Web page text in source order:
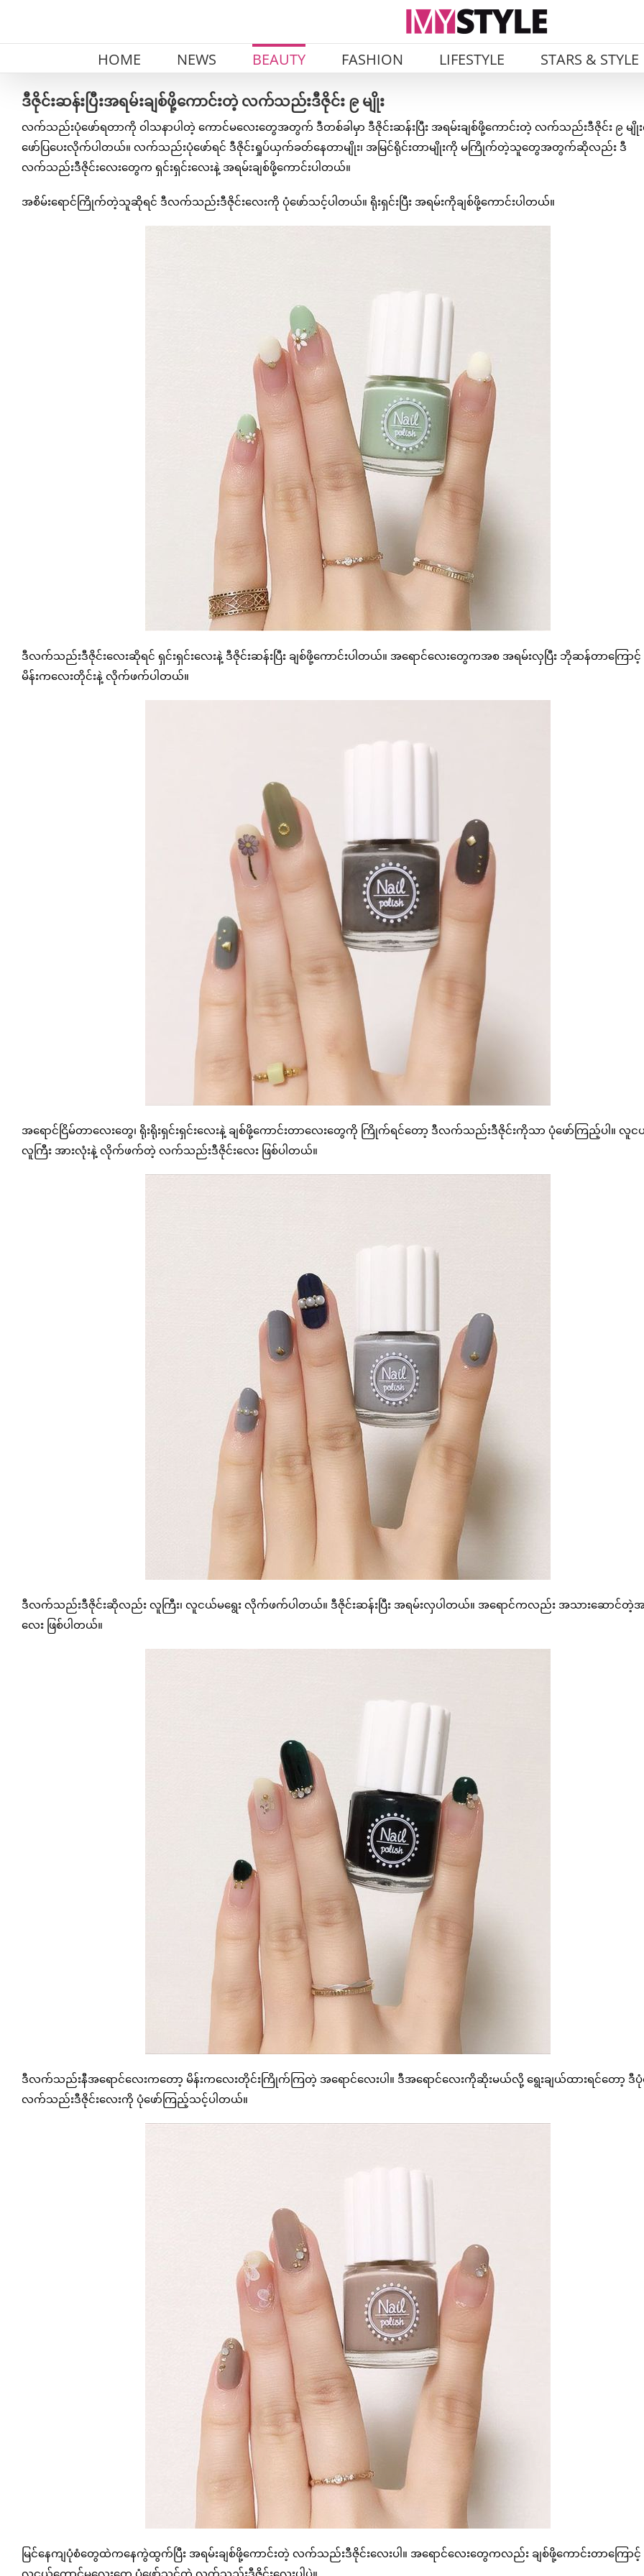
HOME NEWS BEAUTY FASHION LIFESTYLE STARS & STYLE
ဒီဇိုင်းဆန်းပြီးအရမ်းချစ်ဖို့ကောင်းတဲ့ လက်သည်းဒီဇိုင်း ၉ မျိုး
လက်သည်းပုံဖော်ရတာကို ဝါသနာပါတဲ့ ကောင်မလေးတွေအတွက် ဒီတစ်ခါမှာ ဒီဇိုင်းဆန်းပြီး အရမ်းချစ်ဖို့ကောင်းတဲ့ လက်သည်းဒီဇိုင်း ၉ မျို
ဖော်ပြပေးလိုက်ပါတယ်။ လက်သည်းပုံဖော်ရင် ဒီဇိုင်းရှုပ်ယှက်ခတ်နေတာမျိုး၊ အမြင်ရိုင်းတာမျိုးကို မကြိုက်တဲ့သူတွေအတွက်ဆိုလည်း ဒီ
လက်သည်းဒီဇိုင်းလေးတွေက ရှင်းရှင်းလေးနဲ့ အရမ်းချစ်ဖို့ကောင်းပါတယ်။
အစိမ်းရောင်ကြိုက်တဲ့သူဆိုရင် ဒီလက်သည်းဒီဇိုင်းလေးကို ပုံဖော်သင့်ပါတယ်။ ရိုးရှင်းပြီး အရမ်းကိုချစ်ဖို့ကောင်းပါတယ်။
ဒီလက်သည်းဒီဇိုင်းလေးဆိုရင် ရှင်းရှင်းလေးနဲ့ ဒီဇိုင်းဆန်းပြီး ချစ်ဖို့ကောင်းပါတယ်။ အရောင်လေးတွေကအစ အရမ်းလှပြီး ဘိုဆန်တာကြောင့်
မိန်းကလေးတိုင်းနဲ့ လိုက်ဖက်ပါတယ်။
အရောင်ငြိမ်တာလေးတွေ၊ ရိုးရိုးရှင်းရှင်းလေးနဲ့ ချစ်ဖို့ကောင်းတာလေးတွေကို ကြိုက်ရင်တော့ ဒီလက်သည်းဒီဇိုင်းကိုသာ ပုံဖော်ကြည့်ပါ။ လူင
လူကြီး အားလုံးနဲ့ လိုက်ဖက်တဲ့ လက်သည်းဒီဇိုင်းလေး ဖြစ်ပါတယ်။
ဒီလက်သည်းဒီဇိုင်းဆိုလည်း လူကြီး၊ လူငယ်မရွေး လိုက်ဖက်ပါတယ်။ ဒီဇိုင်းဆန်းပြီး အရမ်းလှပါတယ်။ အရောင်ကလည်း အသားဆောင်တဲ့အ
လေး ဖြစ်ပါတယ်။
ဒီလက်သည်းနီအရောင်လေးကတော့ မိန်းကလေးတိုင်းကြိုက်ကြတဲ့ အရောင်လေးပါ။ ဒီအရောင်လေးကိုဆိုးမယ်လို့ ရွေးချယ်ထားရင်တော့ ဒီ
လက်သည်းဒီဇိုင်းလေးကို ပုံဖော်ကြည့်သင့်ပါတယ်။
မြင်နေကျပုံစံတွေထဲကနေကွဲထွက်ပြီး အရမ်းချစ်ဖို့ကောင်းတဲ့ လက်သည်းဒီဇိုင်းလေးပါ။ အရောင်လေးတွေကလည်း ချစ်ဖို့ကောင်းတာကြောင့်